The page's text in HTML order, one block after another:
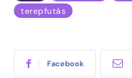
terepfutás
Facebook